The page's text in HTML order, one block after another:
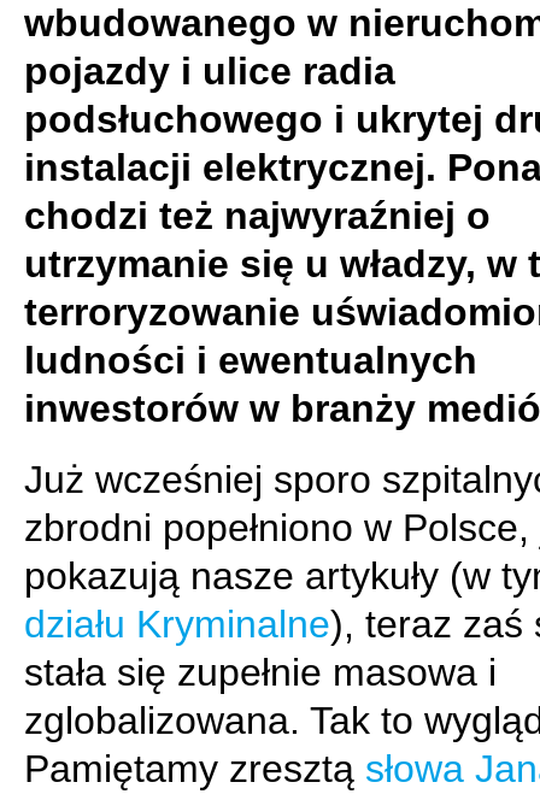
wbudowanego w
pojazdy i ulice radia
podsłuchowego i ukrytej
instalacji elektrycznej.
chodzi też najwyraźniej o
utrzymanie się u władzy, w
terroryzowanie
ludności i ewentualnych
inwestorów w branży
Już wcześniej sporo
zbrodni popełniono w Polsce,
pokazują nasze artykuły (w
działu Kryminalne), teraz zaś
stała się zupełnie masowa i
zglobalizowana. Tak to
Pamiętamy zresztą słowa